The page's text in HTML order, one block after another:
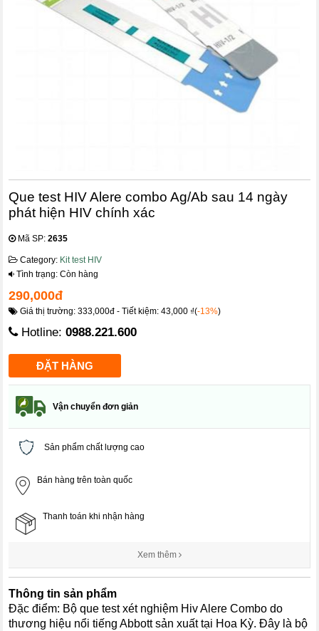
Que test HIV Alere combo Ag/Ab sau 14 ngày
phát hiện HIV chính xác
Mã SP:2635
Category: Kit test HIV
Tình trạng: Còn hàng
290,000đ
Giá thị trường: 333,000đ - Tiết kiệm: 43,000 ₫(-13%)
Hotline:0988.221.600
Vận chuyển đơn giản
Sản phẩm chất lượng cao
Bán hàng trên toàn quốc
Thanh toán khi nhận hàng
Xem thêm
Thông tin sản phẩm
Đặc điểm: Bộ que test xét nghiệm Hiv Alere Combo do
thương hiệu nổi tiếng Abbott sản xuất tại Hoa Kỳ. Đây là bộ